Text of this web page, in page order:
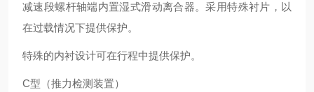
减速段螺杆轴端内置湿式滑动离合器。采用特殊衬片，以
在过载情况下提供保护。
特殊的内衬设计可在行程中提供保护。
C型（推力检测装置）